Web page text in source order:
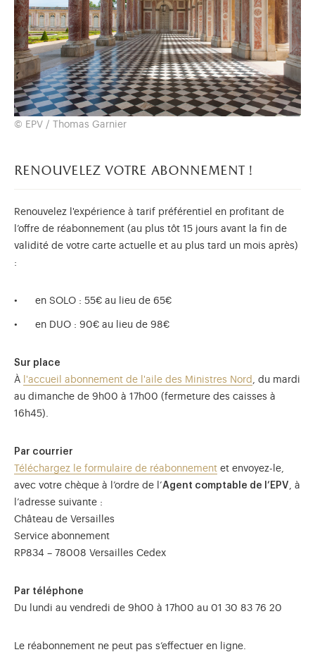
© EPV / Thomas Garnier
renouvelez votre abonnement !
Renouvelez l'expérience à tarif préférentiel en profitant de
l’offre de réabonnement (au plus tôt 15 jours avant la fin de
validité de votre carte actuelle et au plus tard un mois après)
:
en SOLO : 55€ au lieu de 65€
en DUO : 90€ au lieu de 98€
Sur place
À
l'accueil abonnement de l'aile des Ministres Nord , du mardi
au dimanche de 9h00 à 17h00 (fermeture des caisses à
16h45).
Par courrier
Téléchargez le formulaire de réabonnement et envoyez-le,
avec votre chèque à l’ordre de l’Agent comptable de l’EPV, à
l’adresse suivante :
Château de Versailles
Service abonnement
RP834 – 78008 Versailles Cedex
Par téléphone
Du lundi au vendredi de 9h00 à 17h00 au 01 30 83 76 20
Le réabonnement ne peut pas s’effectuer en ligne.